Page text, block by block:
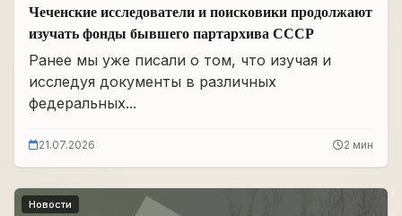
Чеченские исследователи и поисковики продолжают
изучать фонды бывшего партархива СССР
Ранее мы уже писали о том, что изучая и
исследуя документы в различных
федеральных...
21.07.2026 2 мин
Новости